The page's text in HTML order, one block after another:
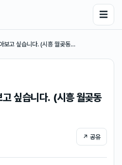
☰
보고 싶습니다. (시흥 월곶동…
싶습니다. (시흥 월곶동
↗ 공유